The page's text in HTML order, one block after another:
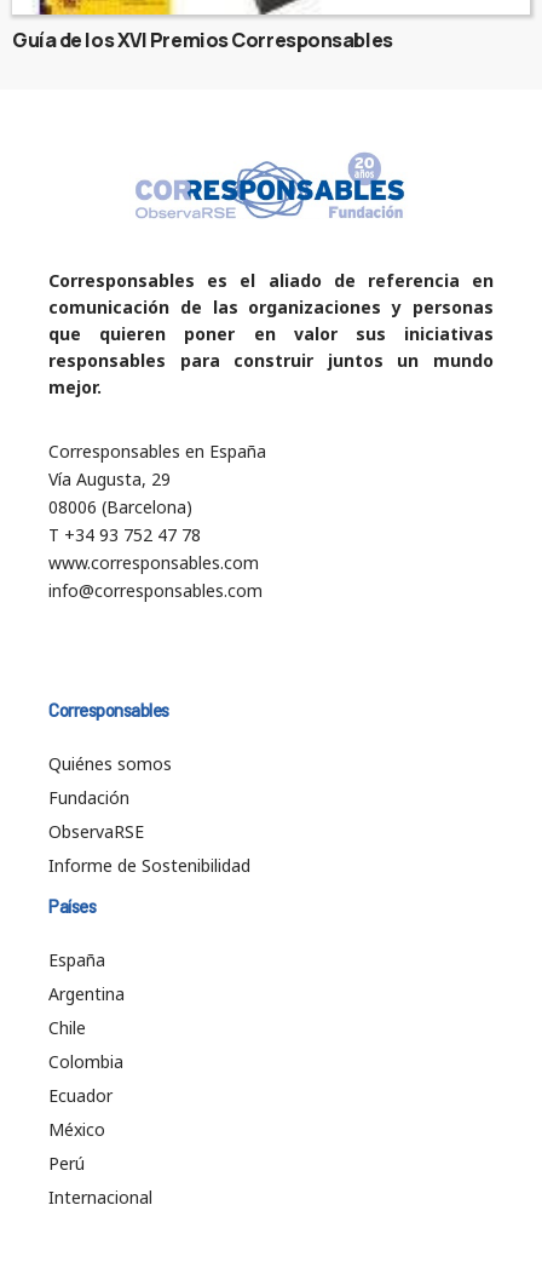
Guía de los XVI Premios Corresponsables
Corresponsables es el aliado de referencia en
comunicación de las organizaciones y personas
que quieren poner en valor sus iniciativas
responsables para construir juntos un mundo
mejor.
Corresponsables en España
Vía Augusta, 29
08006 (Barcelona)
T +34 93 752 47 78
www.corresponsables.com
info@corresponsables.com
Corresponsables
Quiénes somos
Fundación
ObservaRSE
Informe de Sostenibilidad
Países
España
Argentina
Chile
Colombia
Ecuador
México
Perú
Internacional